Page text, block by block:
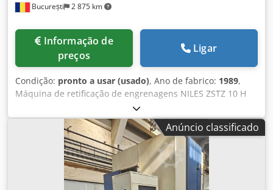
București 2 875 km
preços
Ligar
Condição: pronto a usar (usado), Ano de fabrico: 1989,
Máquina de retificação de engrenagens NILES ZSTZ 10 H
Diâmetro da mesa: 1000 mm Diâmetro máximo de
trabalho: 1250 mm Módulo: - Mín.: 2 - Máx.: 25 Ângulo
máximo de helicoide: 45 graus Peso máximo da peça de
trabalho: 4000 kg Número de dentes: 10-250 mm Csdpfx
Akszk E U Eecsrf Dimensões: 7700x4540x3320 mm Peso da
máquina: 30 toneladas Conjunto de engrenagens de
mudança disponível. Vídeo da máquina em funcionamento
Anúncio classificado